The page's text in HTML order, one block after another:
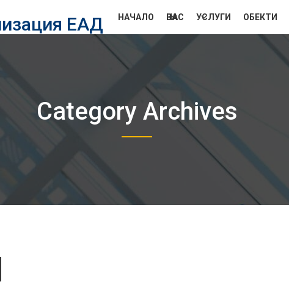
ЕАД
НАЧАЛО ЗА НАС УСЛУГИ ОБЕКТИ
Category Archives